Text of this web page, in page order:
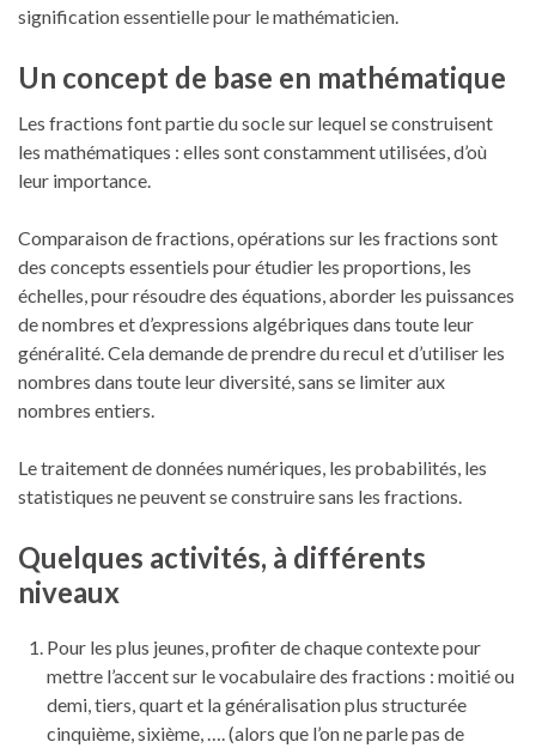
signification essentielle pour le mathématicien.
Un concept de base en mathématique
Les fractions font partie du socle sur lequel se construisent
les mathématiques : elles sont constamment utilisées, d’où
leur importance.
Comparaison de fractions, opérations sur les fractions sont
des concepts essentiels pour étudier les proportions, les
échelles, pour résoudre des équations, aborder les puissances
de nombres et d’expressions algébriques dans toute leur
généralité. Cela demande de prendre du recul et d’utiliser les
nombres dans toute leur diversité, sans se limiter aux
nombres entiers.
Le traitement de données numériques, les probabilités, les
statistiques ne peuvent se construire sans les fractions.
Quelques activités, à différents
niveaux
Pour les plus jeunes, profiter de chaque contexte pour
mettre l’accent sur le vocabulaire des fractions : moitié ou
demi, tiers, quart et la généralisation plus structurée
cinquième, sixième, …. (alors que l’on ne parle pas de